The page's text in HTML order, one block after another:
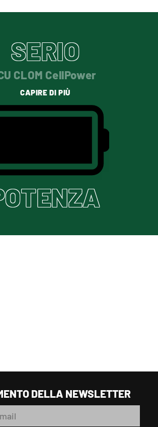
SERIO
CLOM CellPower
CAPIRE DI PIÙ
DELLA NEWSLETTER